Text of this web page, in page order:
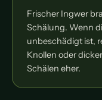
Frischer Ingwer
Schälung. Wenn
unbeschädigt ist,
Knollen oder
Schälen eher.